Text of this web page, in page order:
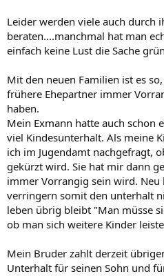
Leider werden viele auch durch
beraten....manchmal hat man
einfach keine Lust die Sache
Mit den neuen Familien ist es
frühere Ehepartner immer
haben.
Mein Exmann hatte auch schon
viel Kindesunterhalt. Als meine
ich im Jugendamt nachgefragt,
gekürzt wird. Sie hat mir dann
immer Vorrangig sein wird.
verringern somit den unterhalt
leben übrig bleibt "Man müsse
ob man sich weitere Kinder
Mein Bruder zahlt derzeit
Unterhalt für seinen Sohn und